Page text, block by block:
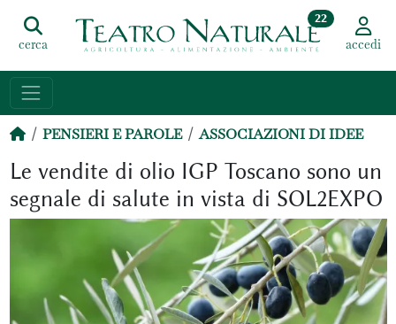
cerca
22
accedi
PENSIERI E PAROLE ASSOCIAZIONI DI IDEE
Le vendite di olio IGP Toscano sono un
segnale di salute in vista di SOL2EXPO